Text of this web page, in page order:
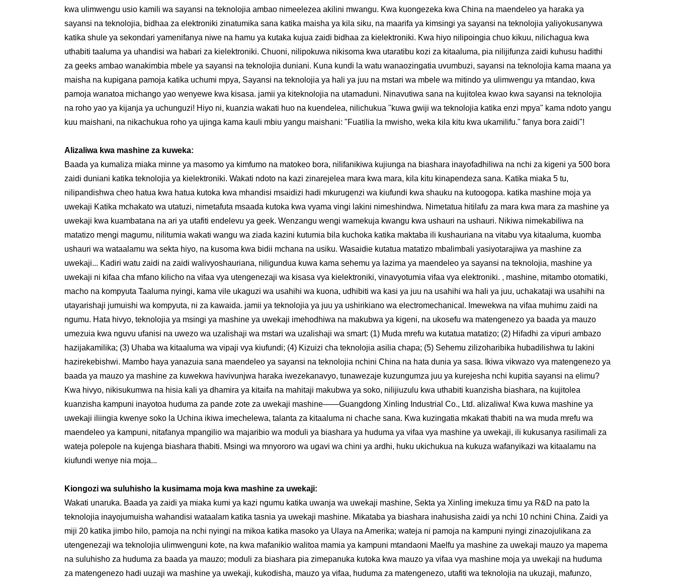
kwa ulimwengu usio kamili wa sayansi na teknolojia ambao nimeelezea akilini mwangu. Kwa kuongezeka kwa China na maendeleo ya haraka ya
sayansi na teknolojia, bidhaa za elektroniki zinatumika sana katika maisha ya kila siku, na maarifa ya kimsingi ya sayansi na teknolojia yaliyokusanywa
katika shule ya sekondari yamenifanya niwe na hamu ya kutaka kujua zaidi bidhaa za kielektroniki. Kwa hiyo nilipoingia chuo kikuu, nilichagua kwa
uthabiti taaluma ya uhandisi wa habari za kielektroniki. Chuoni, nilipokuwa nikisoma kwa utaratibu kozi za kitaaluma, pia nilijifunza zaidi kuhusu hadithi
za geeks ambao wanakimbia mbele ya sayansi na teknolojia duniani. Kuna kundi la watu wanaozingatia uvumbuzi, sayansi na teknolojia kama maana ya
maisha na kupigana pamoja katika uchumi mpya, Sayansi na teknolojia ya hali ya juu na mstari wa mbele wa mitindo ya ulimwengu ya mtandao, kwa
pamoja wanatoa michango yao wenyewe kwa kisasa. jamii ya kiteknolojia na utamaduni. Ninavutiwa sana na kujitolea kwao kwa sayansi na teknolojia
na roho yao ya kijanja ya uchunguzi! Hiyo ni, kuanzia wakati huo na kuendelea, nilichukua "kuwa gwiji wa teknolojia katika enzi mpya" kama ndoto yangu
kuu maishani, na nikachukua roho ya ujinga kama kauli mbiu yangu maishani: "Fuatilia la mwisho, weka kila kitu kwa ukamilifu." fanya bora zaidi"!
Alizaliwa kwa mashine za kuweka:
Baada ya kumaliza miaka minne ya masomo ya kimfumo na matokeo bora, nilifanikiwa kujiunga na biashara inayofadhiliwa na nchi za kigeni ya 500 bora
zaidi duniani katika teknolojia ya kielektroniki. Wakati ndoto na kazi zinarejelea mara kwa mara, kila kitu kinapendeza sana. Katika miaka 5 tu,
nilipandishwa cheo hatua kwa hatua kutoka kwa mhandisi msaidizi hadi mkurugenzi wa kiufundi kwa shauku na kutoogopa. katika mashine moja ya
uwekaji Katika mchakato wa utatuzi, nimetafuta msaada kutoka kwa vyama vingi lakini nimeshindwa. Nimetatua hitilafu za mara kwa mara za mashine ya
uwekaji kwa kuambatana na ari ya utafiti endelevu ya geek. Wenzangu wengi wamekuja kwangu kwa ushauri na ushauri. Nikiwa nimekabiliwa na
matatizo mengi magumu, nilitumia wakati wangu wa ziada kazini kutumia bila kuchoka katika maktaba ili kushauriana na vitabu vya kitaaluma, kuomba
ushauri wa wataalamu wa sekta hiyo, na kusoma kwa bidii mchana na usiku. Wasaidie kutatua matatizo mbalimbali yasiyotarajiwa ya mashine za
uwekaji... Kadiri watu zaidi na zaidi walivyoshauriana, niligundua kuwa kama sehemu ya lazima ya maendeleo ya sayansi na teknolojia, mashine ya
uwekaji ni kifaa cha mfano kilicho na vifaa vya utengenezaji wa kisasa vya kielektroniki, vinavyotumia vifaa vya elektroniki. , mashine, mitambo otomatiki,
macho na kompyuta Taaluma nyingi, kama vile ukaguzi wa usahihi wa kuona, udhibiti wa kasi ya juu na usahihi wa hali ya juu, uchakataji wa usahihi na
utayarishaji jumuishi wa kompyuta, ni za kawaida. jamii ya teknolojia ya juu ya ushirikiano wa electromechanical. Imewekwa na vifaa muhimu zaidi na
ngumu. Hata hivyo, teknolojia ya msingi ya mashine ya uwekaji imehodhiwa na makubwa ya kigeni, na ukosefu wa matengenezo ya baada ya mauzo
umezuia kwa nguvu ufanisi na uwezo wa uzalishaji wa mstari wa uzalishaji wa smart: (1) Muda mrefu wa kutatua matatizo; (2) Hifadhi za vipuri ambazo
hazijakamilika; (3) Uhaba wa kitaaluma wa vipaji vya kiufundi; (4) Kizuizi cha teknolojia asilia chapa; (5) Sehemu zilizoharibika hubadilishwa tu lakini
hazirekebishwi. Mambo haya yanazuia sana maendeleo ya sayansi na teknolojia nchini China na hata dunia ya sasa. Ikiwa vikwazo vya matengenezo ya
baada ya mauzo ya mashine za kuwekwa havivunjwa haraka iwezekanavyo, tunawezaje kuzungumza juu ya kurejesha nchi kupitia sayansi na elimu?
Kwa hivyo, nikisukumwa na hisia kali ya dhamira ya kitaifa na mahitaji makubwa ya soko, nilijiuzulu kwa uthabiti kuanzisha biashara, na kujitolea
kuanzisha kampuni inayotoa huduma za pande zote za uwekaji mashine——Guangdong Xinling Industrial Co., Ltd. alizaliwa! Kwa kuwa mashine ya
uwekaji iliingia kwenye soko la Uchina ikiwa imechelewa, talanta za kitaaluma ni chache sana. Kwa kuzingatia mkakati thabiti na wa muda mrefu wa
maendeleo ya kampuni, nitafanya mpangilio wa majaribio wa moduli ya biashara ya huduma ya vifaa vya mashine ya uwekaji, ili kukusanya rasilimali za
wateja polepole na kujenga biashara thabiti. Msingi wa mnyororo wa ugavi wa chini ya ardhi, huku ukichukua na kukuza wafanyikazi wa kitaalamu na
kiufundi wenye nia moja...
Kiongozi wa suluhisho la kusimama moja kwa mashine za uwekaji:
Wakati unaruka. Baada ya zaidi ya miaka kumi ya kazi ngumu katika uwanja wa uwekaji mashine, Sekta ya Xinling imekuza timu ya R&D na pato la
teknolojia inayojumuisha wahandisi wataalam katika tasnia ya uwekaji mashine. Mikataba ya biashara inahusisha zaidi ya nchi 10 nchini China. Zaidi ya
miji 20 katika jimbo hilo, pamoja na nchi nyingi na mikoa katika masoko ya Ulaya na Amerika; wateja ni pamoja na kampuni nyingi zinazojulikana za
utengenezaji wa teknolojia ulimwenguni kote, na kwa mafanikio walitoa mamia ya kampuni mtandaoni Maelfu ya mashine za uwekaji mauzo ya mapema
na suluhisho za huduma za baada ya mauzo; moduli za biashara pia zimepanuka kutoka kwa mauzo ya vifaa vya mashine moja ya uwekaji na huduma
za matengenezo hadi uuzaji wa mashine ya uwekaji, kukodisha, mauzo ya vifaa, huduma za matengenezo, utafiti wa teknolojia na ukuzaji, mafunzo,